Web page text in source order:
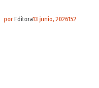
por Editora13 junio, 2026152